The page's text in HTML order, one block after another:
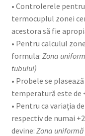
• Controlerele
termocuplul zonei
acestora să fie
• Pentru calculul
formula: Zona
tubului)
• Probele se
temperatură este de
• Pentru ca variația
respectiv de numai
devine: Zona uniformă